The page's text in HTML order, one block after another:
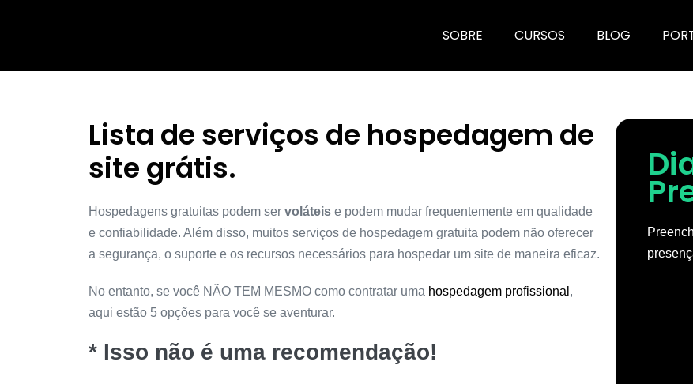
SOBRE CURSOS BLOG
Lista de serviços de hospedagem de
site grátis.
Hospedagens gratuitas podem ser voláteis e podem mudar frequentemente em qualidade
e confiabilidade. Além disso, muitos serviços de hospedagem gratuita podem não oferecer
a segurança, o suporte e os recursos necessários para hospedar um site de maneira eficaz.
No entanto, se você NÃO TEM MESMO como contratar uma hospedagem profissional ,
aqui estão 5 opções para você se aventurar.
* Isso não é uma recomendação!